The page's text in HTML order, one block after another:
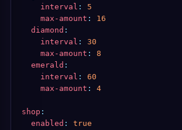
    interval
:
5
    max-amount
:
16
  diamond
:
    interval
:
30
    max-amount
:
8
  emerald
:
    interval
:
60
    max-amount
: 4
shop :
  enabled
:
true